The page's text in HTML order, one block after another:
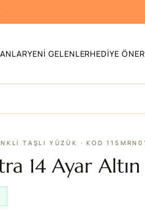
YENI GELENLERHEDIYE
TAŞLI YÜZÜK · KOD
14 Ayar